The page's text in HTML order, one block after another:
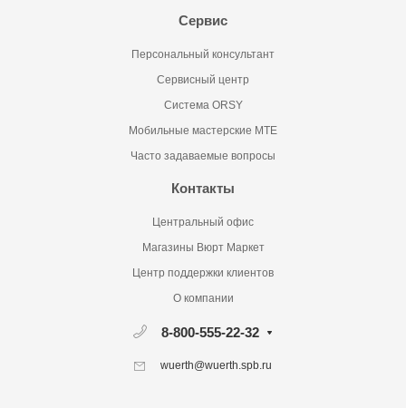
Сервис
Персональный консультант
Сервисный центр
Система ORSY
Мобильные мастерские MTE
Часто задаваемые вопросы
Контакты
Центральный офис
Магазины Вюрт Маркет
Центр поддержки клиентов
О компании
8-800-555-22-32
wuerth@wuerth.spb.ru